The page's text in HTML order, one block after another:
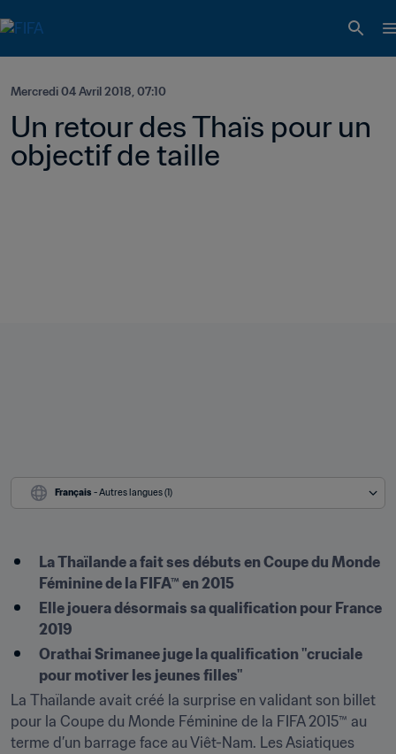
Mercredi 04 Avril 2018, 07:10
Un retour des Thaïs pour un
objectif de taille
Français - Autres langues (1)
La Thaïlande a fait ses débuts en Coupe du Monde
Féminine de la FIFA™ en 2015
Elle jouera désormais sa qualification pour France
2019
Orathai Srimanee juge la qualification "cruciale
pour motiver les jeunes filles"
La Thaïlande avait créé la surprise en validant son billet
pour la Coupe du Monde Féminine de la FIFA 2015™ au
terme d’un barrage face au Viêt-Nam. Les Asiatiques